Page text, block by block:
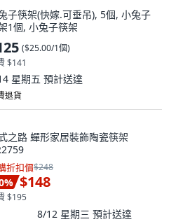
子筷架(快嫁.可垂吊), 5個, 小兔子
1個, 小兔子筷架
($25.00/1個)
$141
星期五 預計送達
退貨
之路 蟬形家居裝飾陶瓷筷架
折扣價$248
% $148
$195
8/12 星期三 預計送達